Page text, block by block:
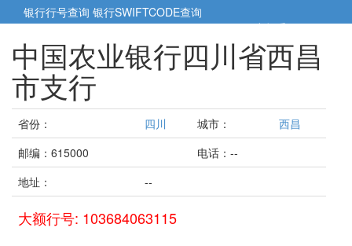
银行行号查询 银行SWIFTCODE查询
5cm小帮手5cm.cn
中国农业银行四川省西昌
市支行
省份： 四川 城市：
西昌
邮编：615000
电话：--
地址：
--
大额行号: 103684063115